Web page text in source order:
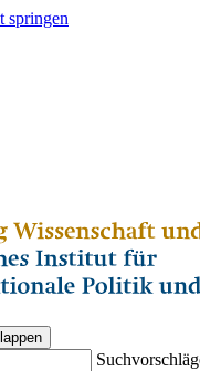
springen